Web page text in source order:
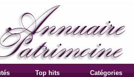
Top hits Catégories